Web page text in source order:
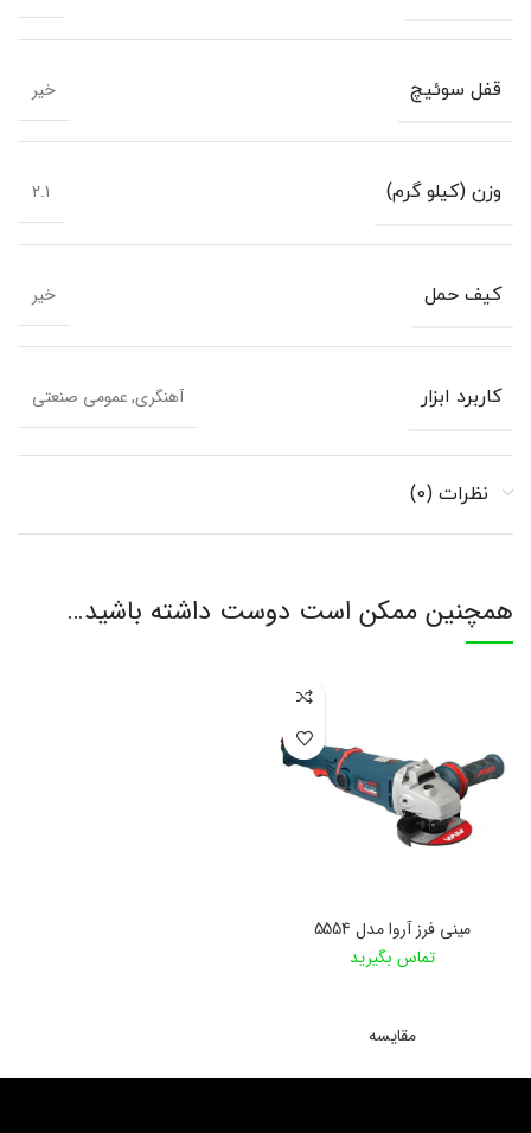
قفل سوئیچ خیر
وزن (کیلو گرم) 2.1
کیف حمل خیر
کاربرد ابزار آهنگری, عمومی صنعتی
نظرات (0)
همچنین ممکن است دوست داشته باشید…
مینی فرز آروا مدل 5554
تماس بگیرید
مقایسه